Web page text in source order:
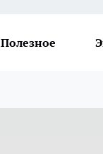
Полезное